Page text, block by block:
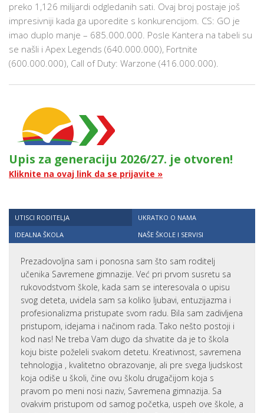
preko 1,126 milijardi odgledanih sati. Ovaj broj postaje još
impresivniji kada ga uporedite s konkurencijom. CS: GO je
imao duplo manje – 685.000.000. Posle Kantera na tabeli su
se našli i Apex Legends (640.000.000), Fortnite
(600.000.000), Call of Duty: Warzone (416.000.000).
Upis za generaciju 2026/27. je otvoren!
Kliknite na ovaj link da se prijavite »
UTISCI RODITELJA
UKRATKO O NAMA
IDEALNA ŠKOLA
NAŠE ŠKOLE I SERVISI
Prezadovoljna sam i ponosna sam što sam roditelj
učenika Savremene gimnazije. Već pri prvom susretu sa
rukovodstvom škole, kada sam se interesovala o upisu
svog deteta, uvidela sam sa koliko ljubavi, entuzijazma i
profesionalizma pristupate svom radu. Bila sam zadivljena
pristupom, idejama i načinom rada. Tako nešto postoji i
kod nas! Ne treba Vam dugo da shvatite da je to škola
koju biste poželeli svakom detetu. Kreativnost, savremena
tehnologija , kvalitetno obrazovanje, ali pre svega ljudskost
koja odiše u školi, čine ovu školu drugačijom koja s
pravom po meni nosi naziv, Savremena gimnazija. Sa
ovakvim pristupom od samog početka, uspeh ove škole, a